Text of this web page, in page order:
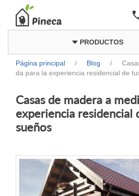
PRODUCTOS
Página principal / Blog /
da para la experiencia residencial de
Casas de madera a
experiencia residencial
sueños